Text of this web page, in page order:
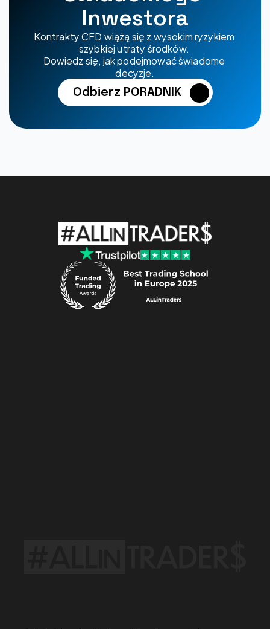
Inwestora
Kontrakty CFD wiążą się z wysokim ryzykiem
szybkiej utraty środków.
Dowiedz się, jak podejmować świadome
decyzje.
Odbierz PORADNIK